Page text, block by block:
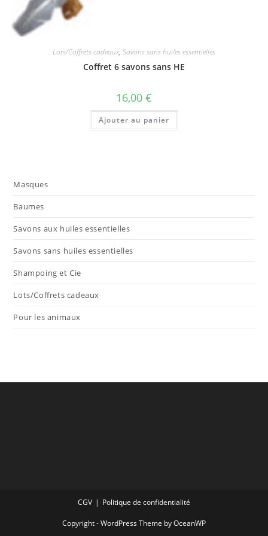
Lots/Coffrets cadeaux, Savons sans huiles essentielles
Coffret 6 savons sans HE
16,00 €
Ajouter au panier
Masques
Baumes
Savons aux huiles essentielles
Savons sans huiles essentielles
Shampoing et Cie
Lots/Coffrets cadeaux
Pour les animaux
CGV Politique de confidentialité
Copyright - WordPress Theme by OceanWP